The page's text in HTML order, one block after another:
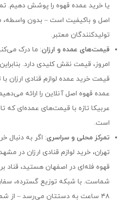
یا خرید عمده قهوه را پوشش دهیم.
اصل و باکیفیت است – بدون واسطه،
تولیدکنندگان معتبر.
قیمت‌های عمده و ارزان: ما درک
امروز، قیمت نقش کلیدی دارد.
قیمت خرید عمده لوازم قنادی ارزان
عمده قهوه اصل آنلاین را ارائه
است.
تمرکز محلی و سراسری: اگر به دنبال
تهران، خرید لوازم قنادی ارزان در
قهوه فله‌ای در اصفهان هستید، قناد
شماست. با شبکه توزیع گسترده،
۴۸ ساعت به دستتان می‌رسد – از شمال تا جنوب ایران.